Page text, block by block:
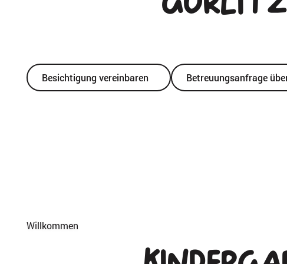
Besichtigung vereinbaren Betreuungsanfrage
Willkommen